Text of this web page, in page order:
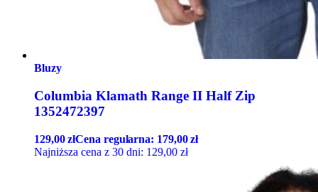
Bluzy
Columbia Klamath Range II Half Zip
1352472397
129,00złCena regularna: 179,00zł
Najniższa cena z 30 dni: 129,00 zł